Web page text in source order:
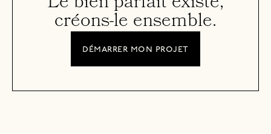
créons-le ensemble.
démarrer mon projet